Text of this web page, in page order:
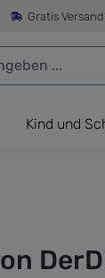
Gratis
Kind und